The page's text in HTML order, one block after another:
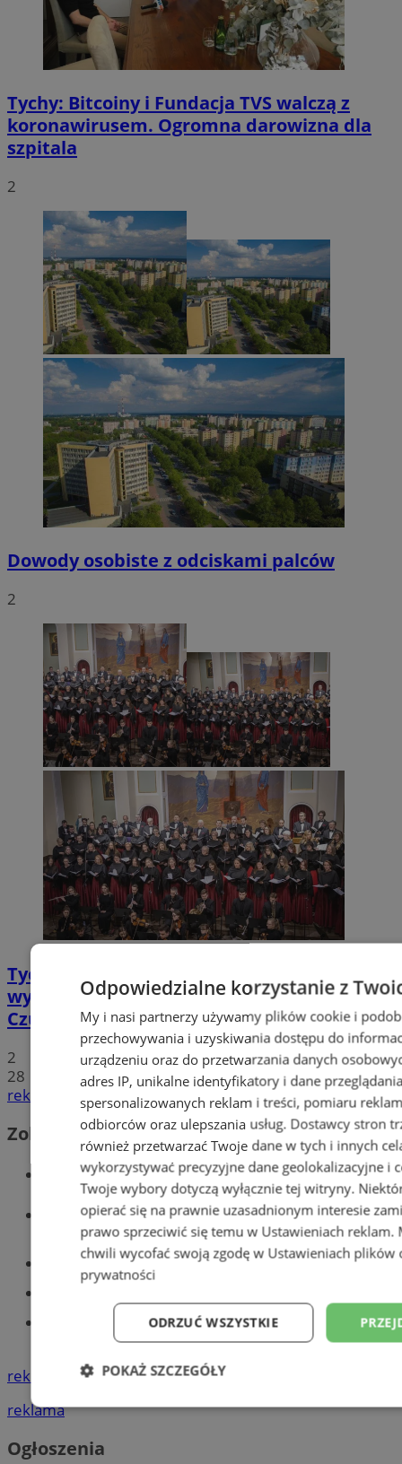
Tychy: Bitcoiny i Fundacja TVS walczą z
koronawirusem. Ogromna darowizna dla
szpitala
2
Dowody osobiste z odciskami palców
2
Tychy: Koncert chóralny "Messa di Gloria" –
wyjątkowe wydarzenie muzyczne w
Czułowie
2
28
reklama
Zobacz również
Wiadomości kryminalne w Tychach
Wiadomości lokalne
Części samochodowe do -70%!
Znajdź pracę - codziennie nowe
ogłoszenia
reklama
reklama
Ogłoszenia
Odpowiedzialne korzystanie z
My i nasi partnerzy używamy plików cookie i
przechowywania i uzyskiwania dostępu do
urządzeniu oraz do przetwarzania danych
adres IP, unikalne identyfikatory i dane
spersonalizowanych reklam i treści, pomiaru
odbiorców oraz ulepszania usług. Dostawcy stron
również przetwarzać Twoje dane w tych i innych
wykorzystywać precyzyjne dane geolokalizacyjne i
Twoje wybory dotyczą wyłącznie tej witryny.
opierać się na prawnie uzasadnionym interesie
prawo sprzeciwić się temu w Ustawieniach reklam.
chwili wycofać swoją zgodę w Ustawieniach plików
prywatności
ODRZUĆ WSZYSTKIE
POKAŻ SZCZEGÓŁY
Niezbędne Wydajność